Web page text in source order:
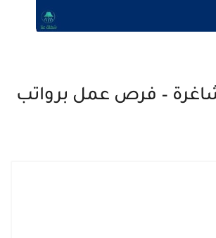
– فرص عمل برواتب